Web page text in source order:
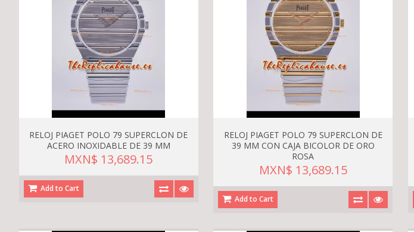
RELOJ PIAGET POLO 79 SUPERCLON DE
ACERO INOXIDABLE DE 39 MM
MXN$ 13,689.15
Add to Cart
RELOJ PIAGET POLO 79 SUPERCLON DE
39 MM CON CAJA BICOLOR DE ORO
ROSA
MXN$ 13,689.15
Add to Cart